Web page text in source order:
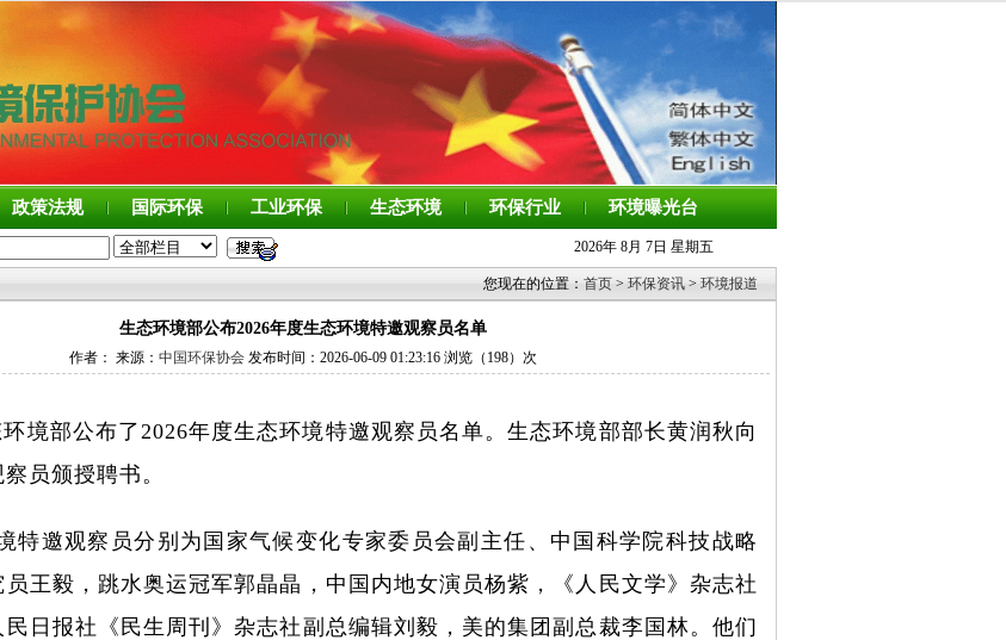
政策法规 国际环保 工业环保 生态环境 环保行业 环境曝光台
2026年 8月 7日 星期五
您现在的位置： 首页 > 环保资讯 > 环境报道
生态环境部公布2026年度生态环境特邀观察员名单
作者： 来源： 中国环保协会发布时间：2026-06-09 01:23:16 浏览（ 198）次
境部公布了2026年度生态环境特邀观察员名单。生态环境部部长黄润秋向
员颁授聘书。
特邀观察员分别为国家气候变化专家委员会副主任、中国科学院科技战略
王毅，跳水奥运冠军郭晶晶，中国内地女演员杨紫，《人民文学》杂志社
日报社《民生周刊》杂志社副总编辑刘毅，美的集团副总裁李国林。他们